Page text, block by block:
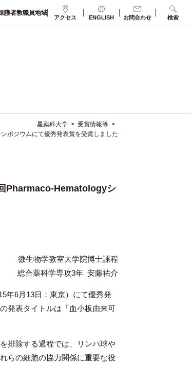
護者教職員地域
アクセス ENGLISH お問合わせ 検索
星薬科大学 > 受賞情報等 >
ポジウムにて優秀発表賞を受賞しました
Pharmaco-Hematologyシ
微生物学教室大学院博士課程
総合薬科学専攻3年 安藤祐介
年6月13日：東京）にて優秀発
発表タイトルは「血小板由来可
排除する過程では、リンパ球や
らの細胞の協力関係に重要な役